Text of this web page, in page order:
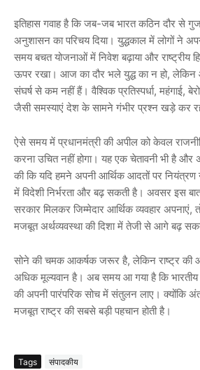
इतिहास गवाह है कि जब-जब भारत कठिन दौर से
अनुशासन का परिचय दिया। युद्धकाल में लोगों ने
समय बचत योजनाओं में निवेश बढ़ाया और राष्ट्रीय
ऊपर रखा। आज का दौर भले युद्ध का न हो, लेकिन
संघर्ष से कम नहीं हैं। वैश्विक प्रतिस्पर्धा, महंगाई,
जैसी समस्याएं देश के सामने गंभीर प्रश्न खड़े कर
ऐसे समय में प्रधानमंत्री की अपील को केवल
करना उचित नहीं होगा। यह एक चेतावनी भी है और
की कि यदि हमने अपनी आर्थिक आदतों पर नियंत्रण
में विदेशी निर्भरता और बढ़ सकती है। अवसर इस
सरकार मिलकर जिम्मेदार आर्थिक व्यवहार अपनाएं,
मजबूत अर्थव्यवस्था की दिशा में तेजी से आगे बढ़
सोने की चमक आकर्षक जरूर है, लेकिन राष्ट्र की
अधिक मूल्यवान है। अब समय आ गया है कि
की अपनी पारंपरिक सोच में संतुलन लाए। क्योंकि
मजबूत राष्ट्र की सबसे बड़ी पहचान होती है।
Tags संपादकीय